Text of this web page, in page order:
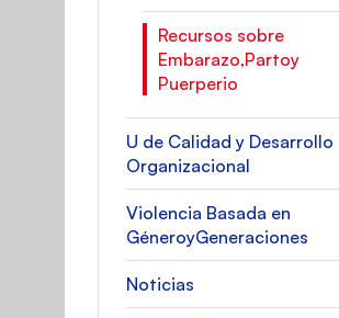
Recursos sobre
Embarazo,Partoy
Puerperio
U de Calidad y Desarrollo
Organizacional
Violencia Basada en
GéneroyGeneraciones
Noticias